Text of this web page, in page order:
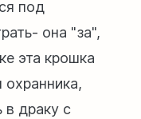
под
она "за",
эта крошка
в драку с